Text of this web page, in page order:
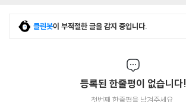
클린봇이 부적절한 글을 감지 중입니다.
등록된 한줄평이 없습니다!
첫번째 한줄평을 남겨주세요.